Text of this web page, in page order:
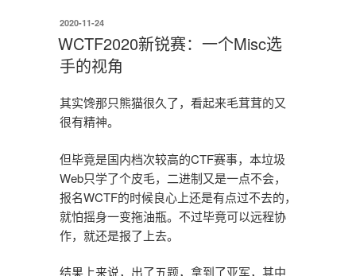
WSL2
初
体
验”
发
布
于
2020-11-24
WCTF2020新锐赛：一个Misc选
手的视角
其实馋那只熊猫很久了，看起来毛茸茸的又
很有精神。
但毕竟是国内档次较高的CTF赛事，本垃圾
Web只学了个皮毛，二进制又是一点不会，
报名WCTF的时候良心上还是有点过不去的，
就怕摇身一变拖油瓶。不过毕竟可以远程协
作，就还是报了上去。
结果上来说，出了五题，拿到了亚军，其中